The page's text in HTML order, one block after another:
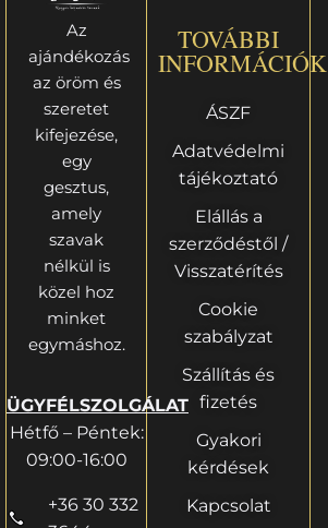
Az
ajándékozás
az öröm és
szeretet
kifejezése,
egy
gesztus,
amely
szavak
nélkül is
közel hoz
minket
egymáshoz.
ÜGYFÉLSZOLGÁLAT
Hétfő – Péntek:
09:00-16:00
+36 30 332
TOVÁBBI
INFORMÁCIÓK
ÁSZF
Adatvédelmi
tájékoztató
Elállás a
szerződéstől /
Visszatérítés
Cookie
szabályzat
Szállítás és
fizetés
Gyakori
kérdések
Kapcsolat